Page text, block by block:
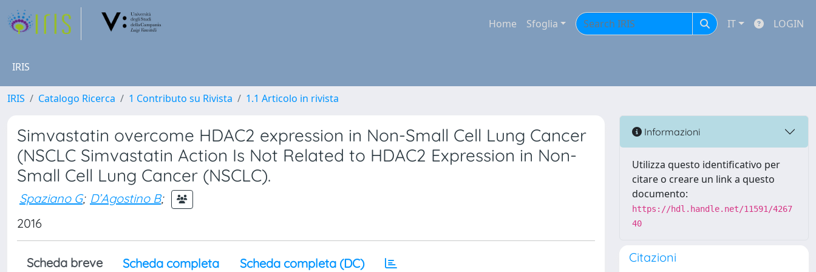
Home Sfoglia IT LOGIN
IRIS
IRIS Catalogo Ricerca 1 Contributo su Rivista 1.1 Articolo in rivista
Simvastatin overcome HDAC2 expression in Non-Small Cell Lung Cancer
(NSCLC Simvastatin Action Is Not Related to HDAC2 Expression in Non-
Small Cell Lung Cancer (NSCLC).
Spaziano G; D’Agostino B;
2016
Scheda breve Scheda completa Scheda completa (DC)
Informazioni
Utilizza questo identificativo per
citare o creare un link a questo
documento:
https://hdl.handle.net/11591/4267
40
Citazioni